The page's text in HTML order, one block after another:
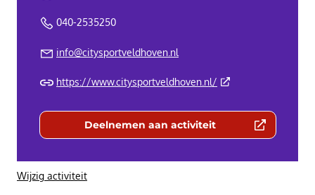
040-2535250
info@citysportveldhoven.nl
https://www.citysportveldhoven.nl/ (Deze link gaat naar
Deelnemen aan activiteit(Deze link gaat naar een externe
Wijzig activiteit